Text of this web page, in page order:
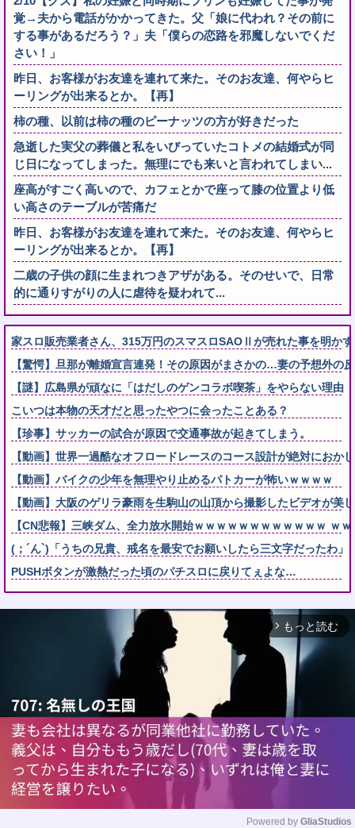
覚→夫から電話がかかってきた。父「娘に代われ？その前に
する事があるだろう？」夫「僕らの恋路を邪魔しないでくだ
さい！」
昨日、お客様がお友達を連れて来た。そのお友達、何やらヒ
ーリングが出来るとか。【再】
柿の種、以前は柿の種のピーナッツの方が好きだった
急逝した実父の葬儀と私をいびっていたコトメの結婚式が同
じ日になってしまった。無理にでも来いと言われてしまい...
座高がすごく高いので、カフェとかで座って膝の位置より低
い高さのテーブルが苦痛だ
昨日、お客様がお友達を連れて来た。そのお友達、何やらヒ
ーリングが出来るとか。【再】
二歳の子供の顔に生まれつきアザがある。そのせいで、日常
的に通りすがりの人に虐待を疑われて...
家スロ販売業者さん、315万円のスマスロSAOⅡが売れた事を明か
【驚愕】旦那が離婚宣言連発！その原因がまさかの…妻の予想外の
【謎】広島県が頑なに「はだしのゲンコラボ喫茶」をやらない理由
こいつは本物の天才だと思ったやつに会ったことある？
【珍事】サッカーの試合が原因で交通事故が起きてしまう。
【動画】世界一過酷なオフロードレースのコース設計が絶対におか
【動画】バイクの少年を無理やり止めるパトカーが怖いｗｗｗｗ
【動画】大阪のゲリラ豪雨を生駒山の山頂から撮影したビデオが美
【CN悲報】三峡ダム、全力放水開始ｗｗｗｗｗｗｗｗｗｗｗｗ ｗｗ
(；´ん`)「うちの兄貴、戒名を最安でお願いしたら三文字だったわ」
PUSHボタンが激熱だった頃のパチスロに戻りてぇよな…
arrow_forward_ios もっと読む
Powered by GliaStudios